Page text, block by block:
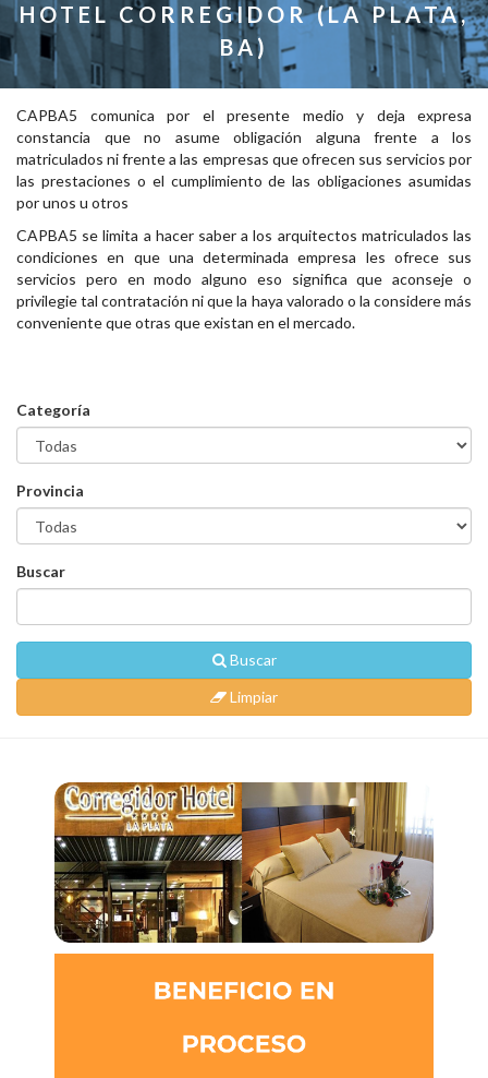
HOTEL CORREGIDOR (LA PLATA,
BA)
CAPBA5 comunica por el presente medio y deja expresa
constancia que no asume obligación alguna frente a los
matriculados ni frente a las empresas que ofrecen sus servicios por
las prestaciones o el cumplimiento de las obligaciones asumidas
por unos u otros
CAPBA5 se limita a hacer saber a los arquitectos matriculados las
condiciones en que una determinada empresa les ofrece sus
servicios pero en modo alguno eso significa que aconseje o
privilegie tal contratación ni que la haya valorado o la considere más
conveniente que otras que existan en el mercado.
Categoría
Provincia
Buscar
Buscar
Limpiar